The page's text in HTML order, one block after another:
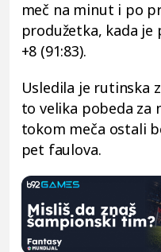
meč na minut i po
produžetka, kada je
+8 (91:83).
Usledila je rutinska
to velika pobeda za
tokom meča ostali
pet faulova.